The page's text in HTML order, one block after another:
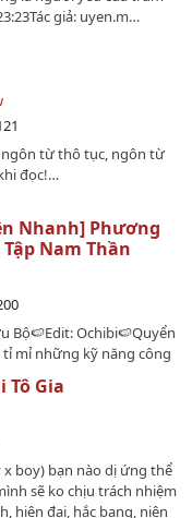
giả: uyen.m…
ngôn từ thô tục, ngôn từ
đọc!…
Nhanh] Phương
Nam Thần
Bộ🍉Edit: Ochibi🍉Quyển
mỉ những kỹ năng công
tài bá đạo√Hắc đạo tà
thế cường giả √Muội
nhu√Giải trí thiên vương
chính có lúc rất vô
thế giới đầu mà bỏ
Tô Gia
boy) bạn nào dị ứng thể
sẽ ko chịu trách nhiệm
hiện đại, hắc bang, niên